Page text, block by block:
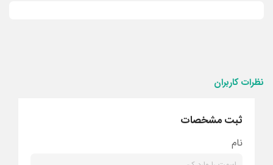
نظرات کاربران
ثبت مشخصات
نام